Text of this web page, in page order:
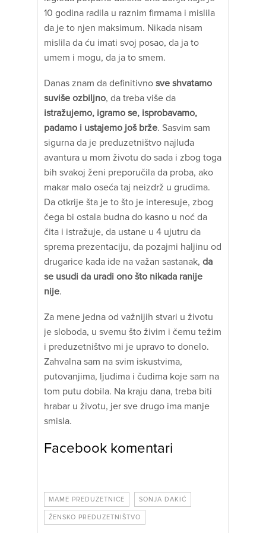
10 godina radila u raznim firmama i mislila
da je to njen maksimum. Nikada nisam
mislila da ću imati svoj posao, da ja to
umem i mogu, da ja to smem.
Danas znam da definitivno sve shvatamo
suviše ozbiljno, da treba više da
istražujemo, igramo se, isprobavamo,
padamo i ustajemo još brže. Sasvim sam
sigurna da je preduzetništvo najluđa
avantura u mom životu do sada i zbog toga
bih svakoj ženi preporučila da proba, ako
makar malo oseća taj neizdrž u grudima.
Da otkrije šta je to što je interesuje, zbog
čega bi ostala budna do kasno u noć da
čita i istražuje, da ustane u 4 ujutru da
sprema prezentaciju, da pozajmi haljinu od
drugarice kada ide na važan sastanak, da
se usudi da uradi ono što nikada ranije
nije.
Za mene jedna od važnijih stvari u životu
je sloboda, u svemu što živim i čemu težim
i preduzetništvo mi je upravo to donelo.
Zahvalna sam na svim iskustvima,
putovanjima, ljudima i čudima koje sam na
tom putu dobila. Na kraju dana, treba biti
hrabar u životu, jer sve drugo ima manje
smisla.
Facebook komentari
MAME PREDUZETNICE SONJA DAKIĆ
ŽENSKO PREDUZETNIŠTVO